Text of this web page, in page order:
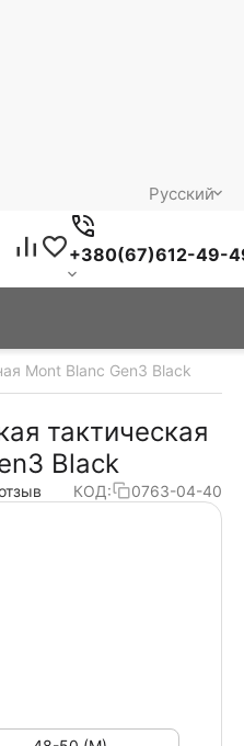
Русский
+380(67)612-49-
Mont Blanc Gen3 Black
тактическая
Black
КОД: 0763-04-40